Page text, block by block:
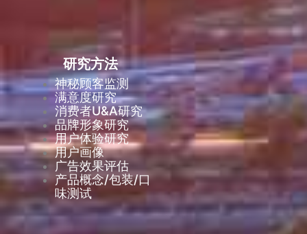
研究方法
神秘顾客监测
满意度研究
消费者U&A研究
品牌形象研究
用户体验研究
用户画像
广告效果评估
产品概念/包装/口
味测试